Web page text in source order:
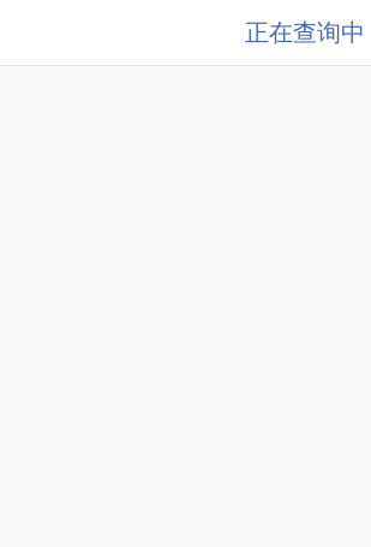
正在查询中